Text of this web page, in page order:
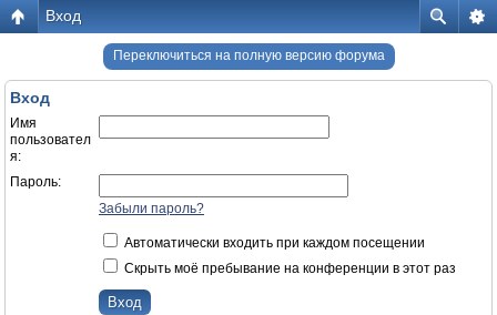
Вход
Переключиться на полную версию форума
Вход
Имя
пользовател
я:
Пароль:
Забыли пароль?
Автоматически входить при каждом посещении
Скрыть моё пребывание на конференции в этот раз